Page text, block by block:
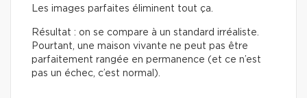
Les images parfaites éliminent tout ça.
Résultat : on se compare à un standard irréaliste.
Pourtant, une maison vivante ne peut pas être
parfaitement rangée en permanence (et ce n’est
pas un échec, c’est normal).